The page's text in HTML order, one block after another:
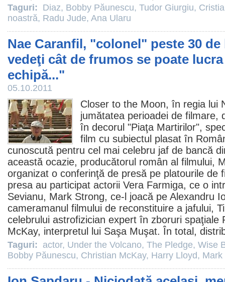
Taguri: Diaz, Bobby Păunescu, Tudor Giurgiu,
noastră, Radu Jude, Ana Ularu
Nae Caranfil, "colonel" peste 30
vedeţi cât de frumos se poate
echipă..."
05.10.2011
Closer to the Moon, în regia lui
jumătatea perioadei de filmare,
în decorul "Piaţa Martirilor",
film cu subiectul plasat în
cunoscută pentru cel mai celebru jaf de bancă
această ocazie, producătorul român al filmului,
organizat o conferinţă de presă pe platourile de
presa au participat actorii Vera Farmiga, ce o
Sevianu, Mark Strong, ce-l joacă pe Alexandru
cameramanul filmului de reconstituire a jafului,
celebrului astrofizician expert în zboruri spaţiale
McKay, interpretul lui Saşa Muşat. În total,
Taguri: actor, Under the Volcano, The Pledge, Wise
Bobby Păunescu, Christian McKay, Harry Lloyd, Mark